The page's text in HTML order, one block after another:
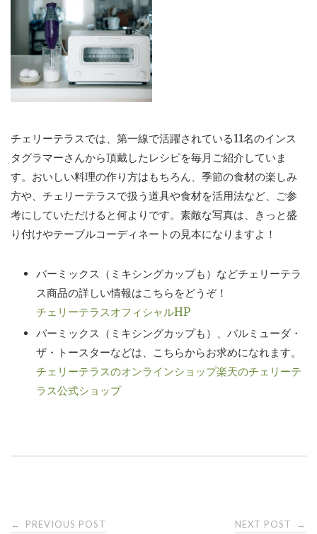
チェリーテラスでは、第一線で活躍されている11名のインス
タグラマーさんから頂戴したレシピを毎月ご紹介していま
す。おいしい料理の作り方はもちろん、季節の食材の楽しみ
方や、チェリーテラスで扱う道具や食材を活用法など、ご参
考にしていただけると何よりです。素敵な写真は、きっと盛
り付けやテーブルコーディネートの見本になりますよ！
バーミックス（ミキシングカップも）などチェリーテラ
ス商品の詳しい情報はこちらをどうぞ！
チェリーテラスオフィシャルHP
バーミックス（ミキシングカップも）、バルミューダ・
ザ・トースターなどは、こちらからお求めになれます。
チェリーテラスのオンラインショップ楽天のチェリーテ
ラス公式ショップ
Post
← PREVIOUS POST NEXT POST →